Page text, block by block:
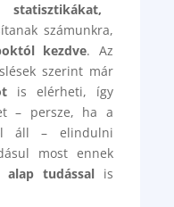
statisztikákat,
számunkra,
kezdve. Az
szerint már
is elérheti, így
– persze, ha a
áll – elindulni
most ennek
alap tudással is